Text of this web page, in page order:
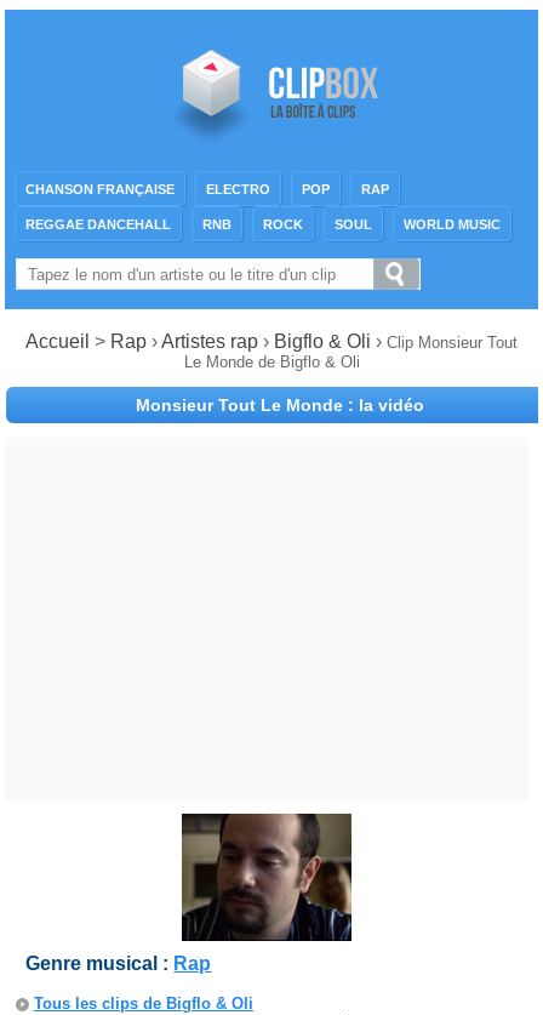
CHANSON FRANÇAISE ELECTRO POP RAP
REGGAE DANCEHALL RNB ROCK SOUL WORLD MUSIC
Accueil > Rap ›Artistes rap › Bigflo & Oli › Clip Monsieur Tout
Le Monde de Bigflo & Oli
Monsieur Tout Le Monde : la vidéo
Genre musical : Rap
Tous les clips de Bigflo & Oli